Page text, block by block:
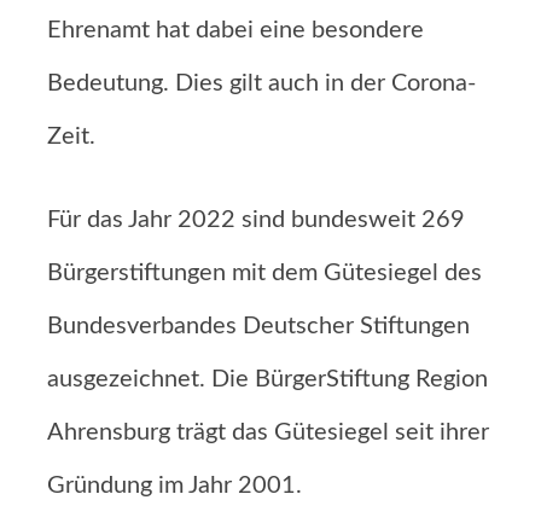
Ehrenamt hat dabei eine besondere
Bedeutung. Dies gilt auch in der Corona-
Zeit.
Für das Jahr 2022 sind bundesweit 269
Bürgerstiftungen mit dem Gütesiegel des
Bundesverbandes Deutscher Stiftungen
ausgezeichnet. Die BürgerStiftung Region
Ahrensburg trägt das Gütesiegel seit ihrer
Gründung im Jahr 2001.